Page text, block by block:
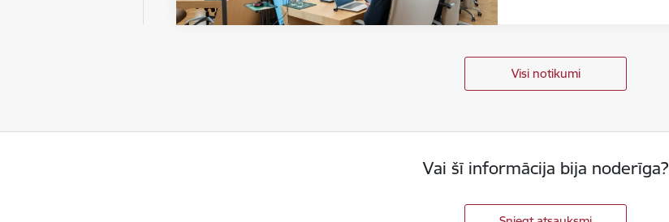
Visi notikumi
Vai šī informācija bija noderīga?